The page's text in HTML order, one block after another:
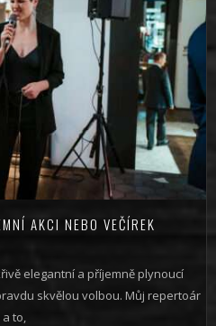
AKCI NEBO VEČÍREK
elegantní a příjemně plynoucí
skvělou volbou. Můj repertoár
a to,